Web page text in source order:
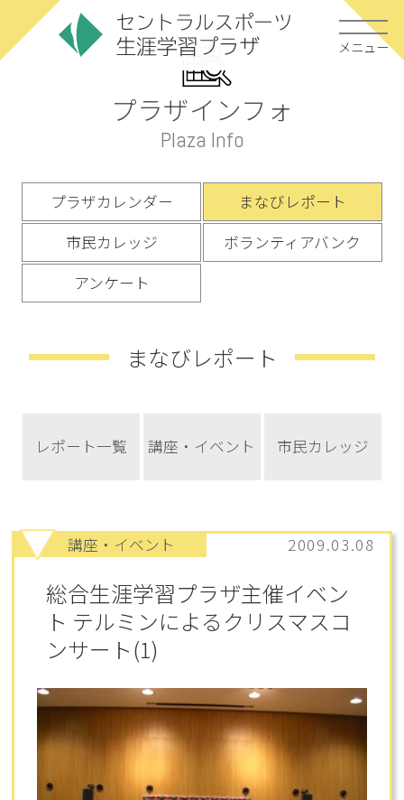
メニュー
プラザインフォ
Plaza Info
まなびレポート
プラザカレンダー
まなびレポート
市民カレッジ
ボランティアバンク
アンケート
レポート一覧 講座・イベント 市民カレッジ
講座・イベント 2009.03.08
総合生涯学習プラザ主催イベン
ト テルミンによるクリスマスコ
ンサート(1)